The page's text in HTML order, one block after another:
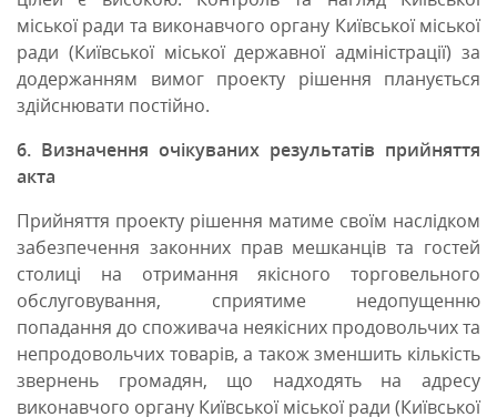
міської ради та виконавчого органу Київської міської
ради (Київської міської державної адміністрації) за
додержанням вимог проекту рішення планується
здійснювати постійно.
6. Визначення очікуваних результатів прийняття
акта
Прийняття проекту рішення матиме своїм наслідком
забезпечення законних прав мешканців та гостей
столиці на отримання якісного торговельного
обслуговування, сприятиме недопущенню
попадання до споживача неякісних продовольчих та
непродовольчих товарів, а також зменшить кількість
звернень громадян, що надходять на адресу
виконавчого органу Київської міської ради (Київської